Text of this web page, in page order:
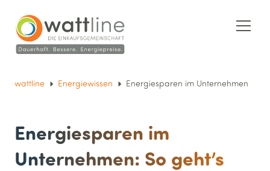
wattline Energiewissen Energiesparen im Unternehmen
Energie­sparen im
Unternehmen: So geht’s